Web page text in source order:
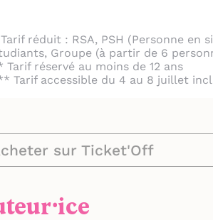
--I.L Coup de
réduit : RSA, PSH (Personne en
Groupe (à partir de 6
Tarif réservé au moins de 12 ans
Tarif accessible du 4 au 8 juillet
sur Ticket'Off